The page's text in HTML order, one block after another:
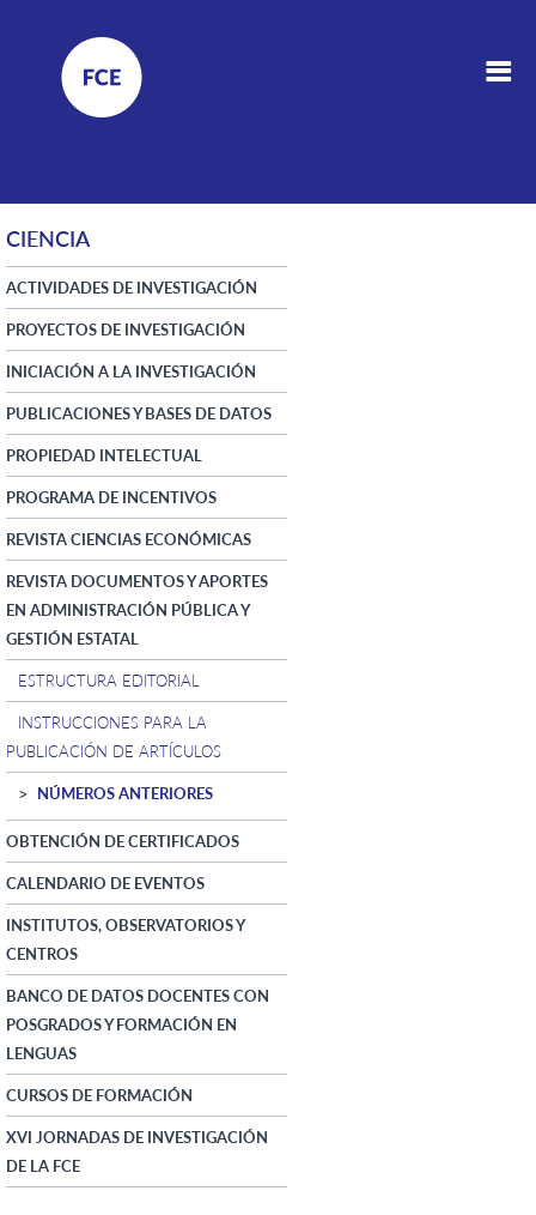
CIENCIA
ACTIVIDADES DE INVESTIGACIÓN
PROYECTOS DE INVESTIGACIÓN
INICIACIÓN A LA INVESTIGACIÓN
PUBLICACIONES Y BASES DE DATOS
PROPIEDAD INTELECTUAL
PROGRAMA DE INCENTIVOS
REVISTA CIENCIAS ECONÓMICAS
REVISTA DOCUMENTOS Y APORTES
EN ADMINISTRACIÓN PÚBLICA Y
GESTIÓN ESTATAL
ESTRUCTURA EDITORIAL
INSTRUCCIONES PARA LA
PUBLICACIÓN DE ARTÍCULOS
NÚMEROS ANTERIORES
OBTENCIÓN DE CERTIFICADOS
CALENDARIO DE EVENTOS
INSTITUTOS, OBSERVATORIOS Y
CENTROS
BANCO DE DATOS DOCENTES CON
POSGRADOS Y FORMACIÓN EN
LENGUAS
CURSOS DE FORMACIÓN
XVI JORNADAS DE INVESTIGACIÓN
DE LA FCE